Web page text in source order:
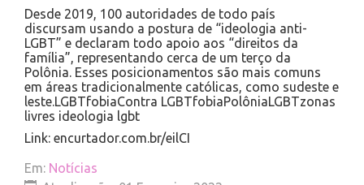
Desde 2019, 100 autoridades de todo país
discursam usando a postura de “ideologia anti-
LGBT” e declaram todo apoio aos “direitos da
família”, representando cerca de um terço da
Polônia. Esses posicionamentos são mais comuns
em áreas tradicionalmente católicas, como sudeste e
leste.LGBTfobiaContra LGBTfobiaPolôniaLGBTzonas
livres ideologia lgbt
Link: encurtador.com.br/eilCI
Em: Notícias